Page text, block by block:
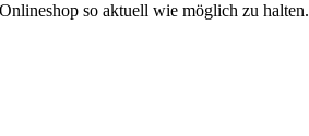
so aktuell wie möglich zu halten.